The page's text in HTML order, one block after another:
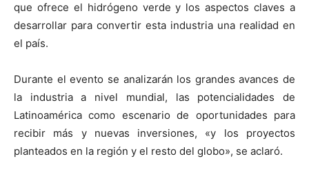
que ofrece el hidrógeno verde y los aspectos claves a
desarrollar para convertir esta industria una realidad en
el país.
Durante el evento se analizarán los grandes avances de
la industria a nivel mundial, las potencialidades de
Latinoamérica como escenario de oportunidades para
recibir más y nuevas inversiones, «y los proyectos
planteados en la región y el resto del globo», se aclaró.